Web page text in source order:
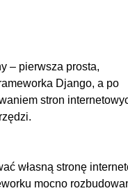
– pierwsza prosta,
Django, a po
stron
własną stronę
mocno